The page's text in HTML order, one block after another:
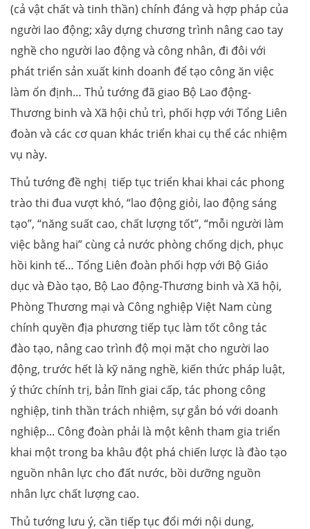
(cả vật chất và tinh thần) chính đáng và hợp pháp của
người lao động; xây dựng chương trình nâng cao tay
nghề cho người lao động và công nhân, đi đôi với
phát triển sản xuất kinh doanh để tạo công ăn việc
làm ổn định… Thủ tướng đã giao Bộ Lao động-
Thương binh và Xã hội chủ trì, phối hợp với Tổng Liên
đoàn và các cơ quan khác triển khai cụ thể các nhiệm
vụ này.
Thủ tướng đề nghị tiếp tục triển khai khai các phong
trào thi đua vượt khó, “lao động giỏi, lao động sáng
tạo”, “năng suất cao, chất lượng tốt”, “mỗi người làm
việc bằng hai” cùng cả nước phòng chống dịch, phục
hồi kinh tế… Tổng Liên đoàn phối hợp với Bộ Giáo
dục và Đào tạo, Bộ Lao động-Thương binh và Xã hội,
Phòng Thương mại và Công nghiệp Việt Nam cùng
chính quyền địa phương tiếp tục làm tốt công tác
đào tạo, nâng cao trình độ mọi mặt cho người lao
động, trước hết là kỹ năng nghề, kiến thức pháp luật,
ý thức chính trị, bản lĩnh giai cấp, tác phong công
nghiệp, tinh thần trách nhiệm, sự gắn bó với doanh
nghiệp... Công đoàn phải là một kênh tham gia triển
khai một trong ba khâu đột phá chiến lược là đào tạo
nguồn nhân lực cho đất nước, bồi dưỡng nguồn
nhân lực chất lượng cao.
Thủ tướng lưu ý, cần tiếp tục đổi mới nội dung,